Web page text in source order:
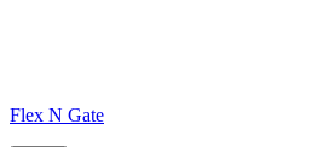
Flex N Gate